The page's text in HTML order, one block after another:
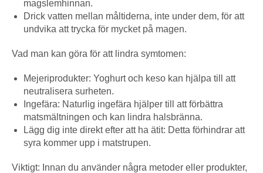
magslemhinnan.
Drick vatten mellan måltiderna, inte under dem, för att
undvika att trycka för mycket på magen.
Vad man kan göra för att lindra symtomen:
Mejeriprodukter: Yoghurt och keso kan hjälpa till att
neutralisera surheten.
Ingefära: Naturlig ingefära hjälper till att förbättra
matsmältningen och kan lindra halsbränna.
Lägg dig inte direkt efter att ha ätit: Detta förhindrar att
syra kommer upp i matstrupen.
Viktigt: Innan du använder några metoder eller produkter,